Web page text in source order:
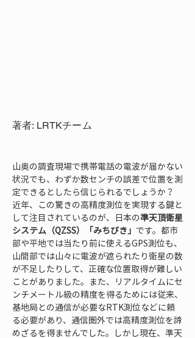
著者: LRTKチーム
山奥の調査現場で携帯電話の電波が届かない
状況でも、わずか数センチの誤差で位置を測
定できるとしたら信じられるでしょうか？
近年、この驚きの高精度測位を実現する鍵と
して注目されているのが、日本の準天頂衛星
システム（QZSS）「みちびき」 です。都市
部や平地では当たり前に使えるGPS測位も、
山間部では山々に電波が遮られたり衛星の数
が不足したりして、正確な位置取得が難しい
ことがありました。また、リアルタイムにセ
ンチメートル級の精度を得るためには従来、
基地局との通信が必要なRTK測位などに頼
る必要があり、通信圏外では高精度測位を諦
めざるを得ませんでした。しかし現在、準天